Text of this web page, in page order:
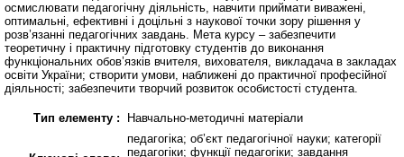
осмислювати педагогічну діяльність, навчити приймати виважені,
оптимальні, ефективні і доцільні з наукової точки зору рішення у
розв’язанні педагогічних завдань. Мета курсу – забезпечити
теоретичну і практичну підготовку студентів до виконання
функціональних обов’язків вчителя, вихователя, викладача в закладах
освіти України; створити умови, наближені до практичної професійної
діяльності; забезпечити творчий розвиток особистості студента.
Тип елементу : Навчально-методичні матеріали
педагогіка; об’єкт педагогічної науки; категорії
педагогіки; функції педагогіки; завдання